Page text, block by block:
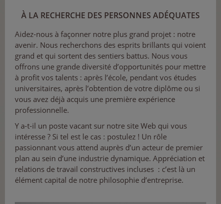
À LA RECHERCHE DES PERSONNES ADÉQUATES
Aidez-nous à façonner notre plus grand projet : notre
avenir. Nous recherchons des esprits brillants qui voient
grand et qui sortent des sentiers battus. Nous vous
offrons une grande diversité d’opportunités pour mettre
à profit vos talents : après l’école, pendant vos études
universitaires, après l’obtention de votre diplôme ou si
vous avez déjà acquis une première expérience
professionnelle.
Y a-t-il un poste vacant sur notre site Web qui vous
intéresse ? Si tel est le cas : postulez ! Un rôle
passionnant vous attend auprès d’un acteur de premier
plan au sein d’une industrie dynamique. Appréciation et
relations de travail constructives incluses : c’est là un
élément capital de notre philosophie d’entreprise.